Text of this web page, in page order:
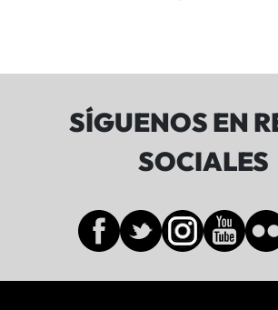
SÍGUENOS EN
SOCIALES